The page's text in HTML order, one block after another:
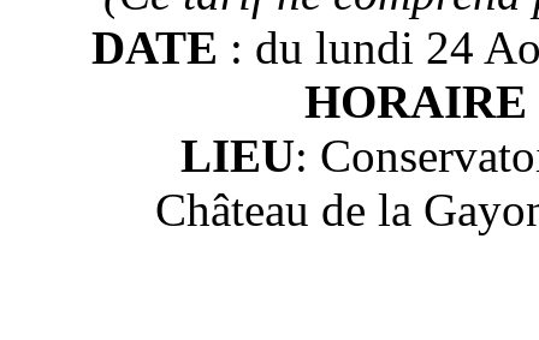
DATE : du lundi 24
HORAIRE
LIEU:
Château de la